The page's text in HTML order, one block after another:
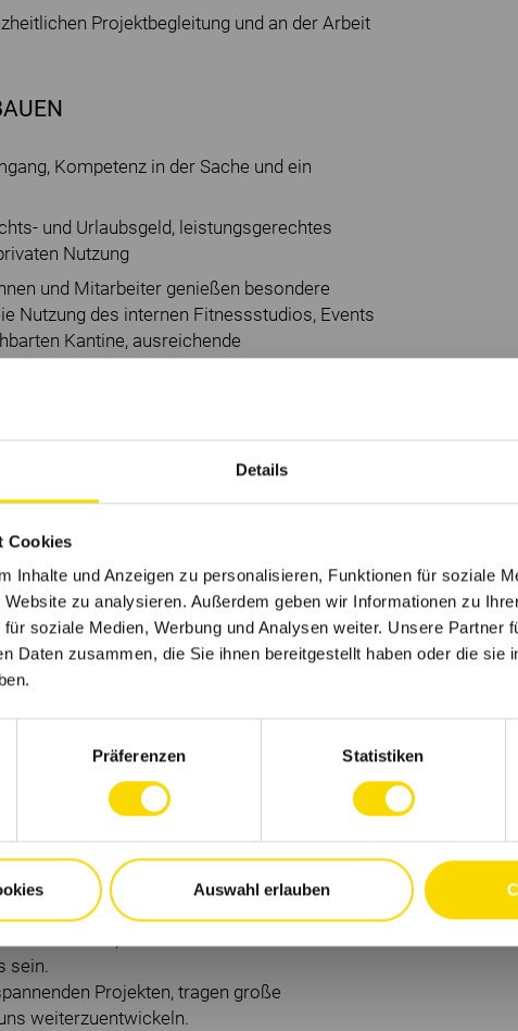
Details
Cookies
Inhalte und Anzeigen zu personalisieren, Funktionen für soziale
zu analysieren. Außerdem geben wir Informationen zu
soziale Medien, Werbung und Analysen weiter. Unsere Partner
Daten zusammen, die Sie ihnen bereitgestellt haben oder die sie
Präferenzen Statistiken
Auswahl erlauben
Projektbegleitung und an der Arbeit
Kompetenz in der Sache und ein
und Urlaubsgeld, leistungsgerechtes
Nutzung
und Mitarbeiter genießen besondere
Nutzung des internen Fitnessstudios, Events
Kantine, ausreichende
für Qualifizierung und Weiterbildung
Angebot gesundheitsfördernder
der Regelarbeitszeiten sowie Regelungen
IST
werden, die Trends in der Branche setzen
sein.
Projekten, tragen große
weiterzuentwickeln.